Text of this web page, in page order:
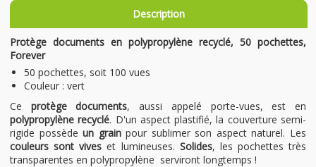
Description
Protège documents en polypropylène recyclé, 50 pochettes,
Forever
50 pochettes, soit 100 vues
Couleur : vert
Ce protège documents, aussi appelé porte-vues, est en
polypropylène recyclé. D'un aspect plastifié, la couverture semi-
rigide possèdeun grainpour sublimer son aspect naturel. Les
couleurs sont viveset lumineuses. Solides, les pochettes très
transparentes en polypropylène serviront longtemps !